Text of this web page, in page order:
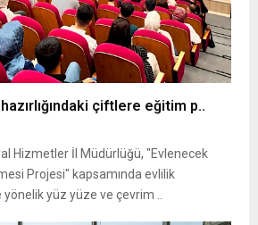
çiftlere eğitim p..
Hizmetler İl Müdürlüğü, "Evlenecek
Projesi" kapsamında evlilik
yönelik yüz yüze ve çevrim ..